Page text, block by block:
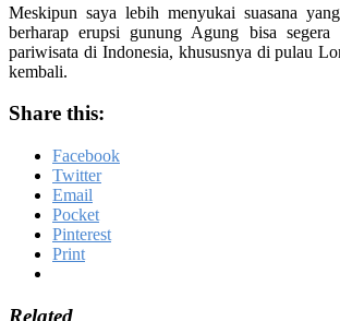
Meskipun saya lebih menyukai suasana
berharap erupsi gunung Agung bisa segera
pariwisata di Indonesia, khususnya di pulau
kembali.
Share this:
Facebook
Twitter
Email
Pocket
Pinterest
Print
Related